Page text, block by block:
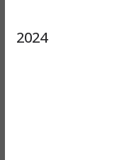
2024